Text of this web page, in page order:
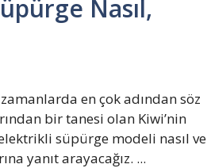
Nasıl,
en çok adından söz
bir tanesi olan Kiwi’nin
süpürge modeli nasıl ve
yanıt arayacağız. ...